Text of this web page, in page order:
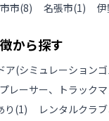
市(8) 名張市(1)
から探す
ア(シミュレーション
レーサー、トラック
り (1) レンタルクラ